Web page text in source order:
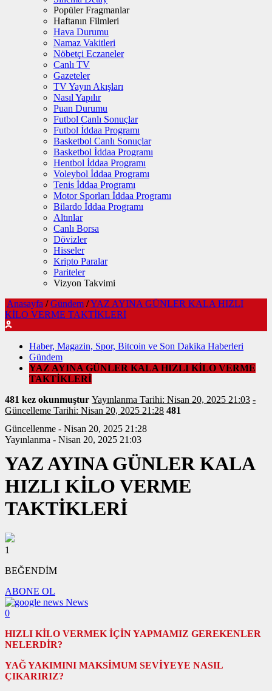
Popüler Fragmanlar
Haftanın Filmleri
Hava Durumu
Namaz Vakitleri
Nöbetçi Eczaneler
Canlı TV
Gazeteler
TV Yayın Akışları
Nasıl Yapılır
Puan Durumu
Futbol Canlı Sonuçlar
Futbol İddaa Programı
Basketbol Canlı Sonuçlar
Basketbol İddaa Programı
Hentbol İddaa Programı
Voleybol İddaa Programı
Tenis İddaa Programı
Motor Sporları İddaa Programı
Bilardo İddaa Programı
Altınlar
Canlı Borsa
Dövizler
Hisseler
Kripto Paralar
Pariteler
Vizyon Takvimi
Anasayfa / Gündem /YAZ AYINA GÜNLER KALA HIZLI
KİLO VERME TAKTİKLERİ
Haber, Magazin, Spor, Bitcoin ve Son Dakika Haberleri
Gündem
YAZ AYINA GÜNLER KALA HIZLI KİLO VERME
TAKTİKLERİ
481 kez okunmuştur Yayınlanma Tarihi: Nisan 20, 2025 21:03 -
Güncelleme Tarihi: Nisan 20, 2025 21:28 481
Güncellenme - Nisan 20, 2025 21:28
Yayınlanma - Nisan 20, 2025 21:03
YAZ AYINA GÜNLER KALA
HIZLI KİLO VERME
TAKTİKLERİ
1
BEĞENDİM
ABONE OL
News
0
HIZLI KİLO VERMEK İÇİN YAPMAMIZ GEREKENLER
NELERDİR?
YAĞ YAKIMINI MAKSİMUM SEVİYEYE NASIL
ÇIKARIRIZ?